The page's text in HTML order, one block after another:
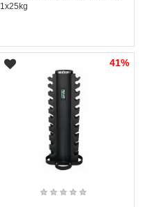
1x25kg
41%
★ ★ ★ ★ ★